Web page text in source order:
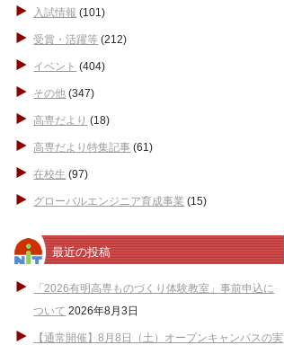
入試情報 (101)
受賞・活躍等 (212)
イベント (404)
その他 (347)
高専だより (18)
高専だより特集記事 (61)
在校生 (97)
グローバルエンジニア育成事業 (15)
最近の投稿
「2026有明高専ものづくり体験教室」事前申込に
ついて 2026年8月3日
【通常開催】8月8日（土）オープンキャンパスの実